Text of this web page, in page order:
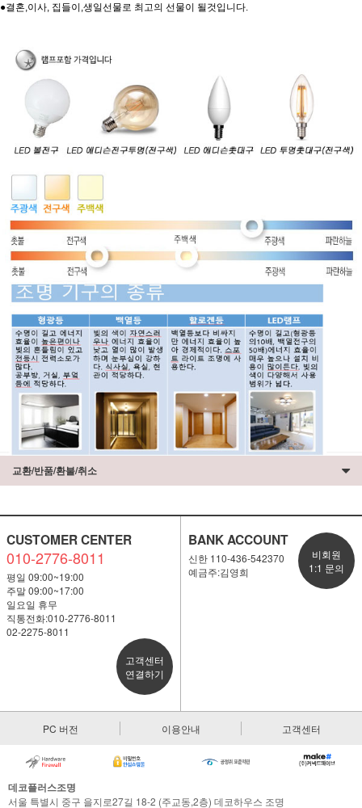
●결혼,이사, 집들이,생일선물로 최고의 선물이 될것입니다.
교환/반품/환불/취소
CUSTOMER CENTER
010-2776-8011
평일 09:00~19:00
주말 09:00~17:00
일요일 휴무
직통전화:010-2776-8011
02-2275-8011
고객센터
연결하기
BANK ACCOUNT
신한 110-436-542370
예금주:김영희
비회원
1:1 문의
PC 버전 이용안내 고객센터
데코플러스조명
서울 특별시 중구 을지로27길 18-2 (주교동,2층) 데코하우스 조명